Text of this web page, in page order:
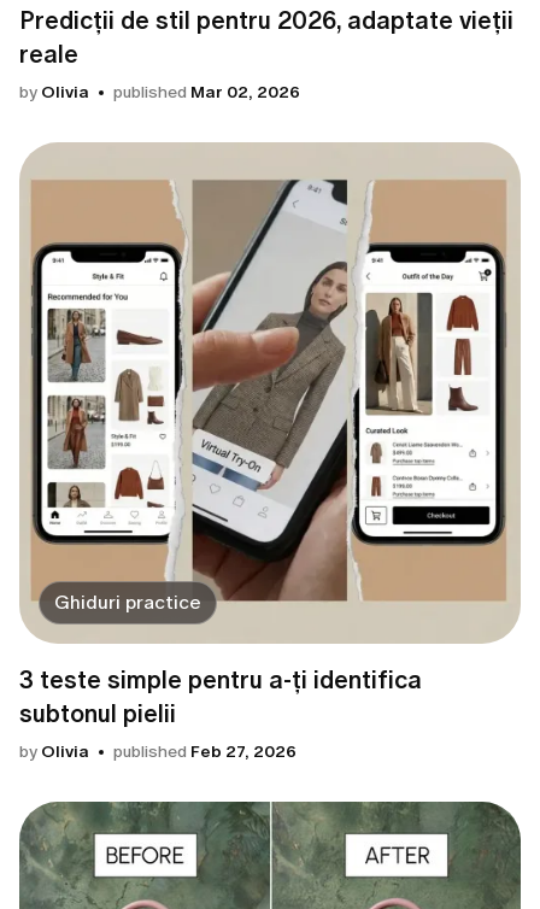
Predicții de stil pentru 2026, adaptate vieții
reale
by Olivia published Mar 02, 2026
Ghiduri practice
3 teste simple pentru a-ți identifica
subtonul pielii
by Olivia published Feb 27, 2026